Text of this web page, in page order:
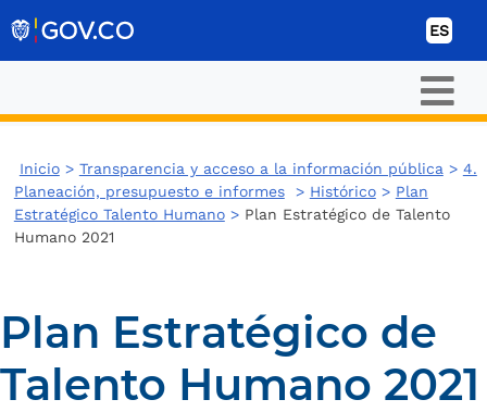
ES
Inicio> Transparencia y acceso a la información pública > 4.
Planeación, presupuesto e informes> Histórico> Plan
Estratégico Talento Humano> Plan Estratégico de Talento
Humano 2021
Plan Estratégico de
Talento Humano 2021